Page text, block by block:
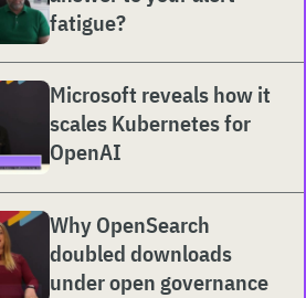
fatigue?
Microsoft reveals how it
scales Kubernetes for
OpenAI
Why OpenSearch
doubled downloads
under open governance